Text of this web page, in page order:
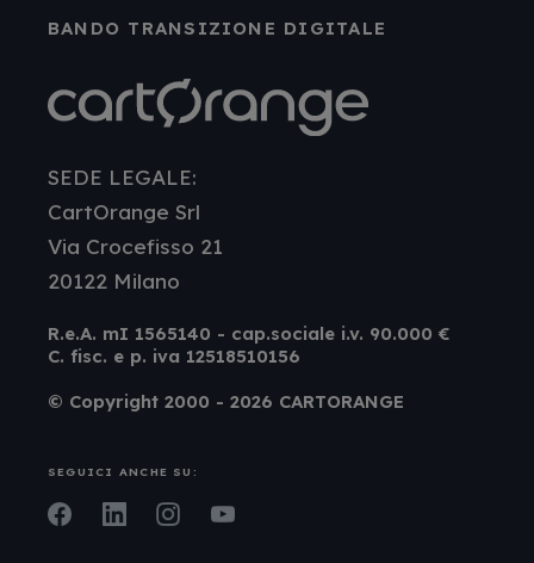
BANDO TRANSIZIONE DIGITALE
SEDE LEGALE:
CartOrange Srl
Via Crocefisso 21
20122 Milano
R.e.A. mI 1565140 - cap.sociale i.v. 90.000 €
C. fisc. e p. iva 12518510156
© Copyright 2000 - 2026 CARTORANGE
SEGUICI ANCHE SU:
Facebook
LinkedInInstagram